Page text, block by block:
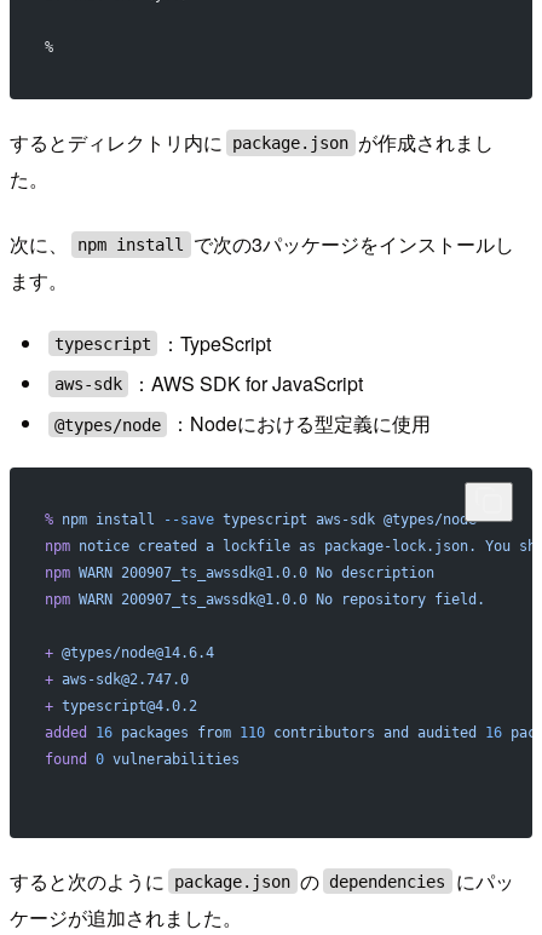
%
するとディレクトリ内に package.json が作成されまし
た。
次に、 npm install
で次の3パッケージをインストールし
ます。
typescript ：TypeScript
aws-sdk ：AWS SDK for JavaScript
@types/node ：Nodeにおける型定義に使用
% npm install --save typescript aws-sdk @types/node
npm notice created a lockfile as package-lock.json. You
npm WARN 200907_ts_awssdk@1.0.0 No description
npm WARN 200907_ts_awssdk@1.0.0 No repository field.
+ @types/node@14.6.4
+ aws-sdk@2.747.0
+ typescript@4.0.2
added
16 packages from 110 contributors and audited 16
found
0 vulnerabilities
すると次のように package.json の dependencies
にパッ
ケージが追加されました。